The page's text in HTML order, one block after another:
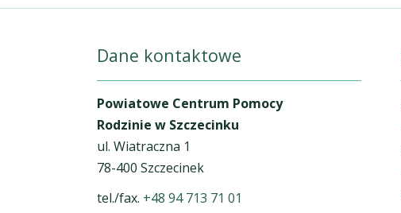
Dane kontaktowe
Powiatowe Centrum Pomocy
Rodzinie w Szczecinku
ul. Wiatraczna 1
78-400 Szczecinek
tel./fax. +48 94 713 71 01